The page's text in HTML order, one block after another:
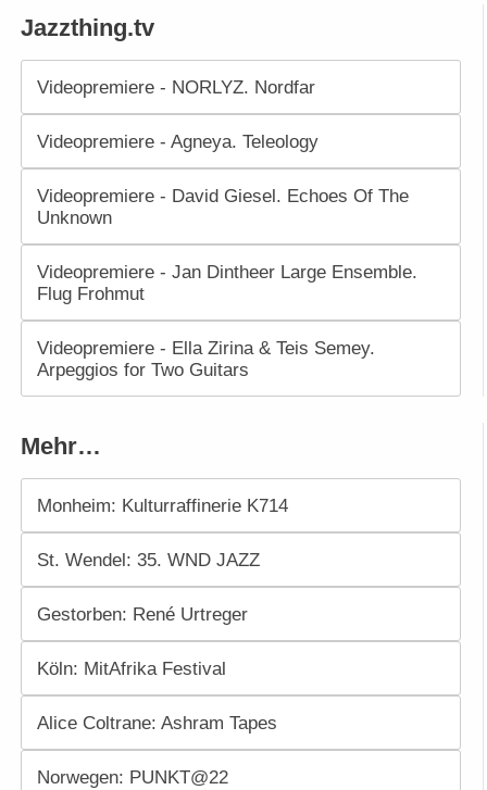
Jazzthing.tv
Videopremiere - NORLYZ. Nordfar
Videopremiere - Agneya. Teleology
Videopremiere - David Giesel. Echoes Of The
Unknown
Videopremiere - Jan Dintheer Large Ensemble.
Flug Frohmut
Videopremiere - Ella Zirina & Teis Semey.
Arpeggios for Two Guitars
Mehr…
Monheim: Kulturraffinerie K714
St. Wendel: 35. WND JAZZ
Gestorben: René Urtreger
Köln: MitAfrika Festival
Alice Coltrane: Ashram Tapes
Norwegen: PUNKT@22